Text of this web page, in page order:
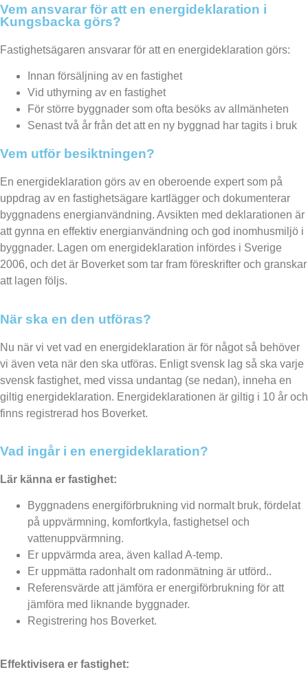
Vem ansvarar för att en energideklaration i
Kungsbacka görs?
Fastighetsägaren ansvarar för att en energideklaration görs:
Innan försäljning av en fastighet
Vid uthyrning av en fastighet
För större byggnader som ofta besöks av allmänheten
Senast två år från det att en ny byggnad har tagits i bruk
Vem utför besiktningen?
En energideklaration görs av en oberoende expert som på
uppdrag av en fastighetsägare kartlägger och dokumenterar
byggnadens energianvändning. Avsikten med deklarationen är
att gynna en effektiv energianvändning och god inomhusmiljö i
byggnader. Lagen om energideklaration infördes i Sverige
2006, och det är Boverket som tar fram föreskrifter och granskar
att lagen följs.
När ska en den utföras?
Nu när vi vet vad en energideklaration är för något så behöver
vi även veta när den ska utföras. Enligt svensk lag så ska varje
svensk fastighet, med vissa undantag (se nedan), inneha en
giltig energideklaration. Energideklarationen är giltig i 10 år och
finns registrerad hos Boverket.
Vad ingår i en energideklaration?
Lär känna er fastighet:
Byggnadens energiförbrukning vid normalt bruk, fördelat
på uppvärmning, komfortkyla, fastighetsel och
vattenuppvärmning.
Er uppvärmda area, även kallad A-temp.
Er uppmätta radonhalt om radonmätning är utförd..
Referensvärde att jämföra er energiförbrukning för att
jämföra med liknande byggnader.
Registrering hos Boverket.
Effektivisera er fastighet: